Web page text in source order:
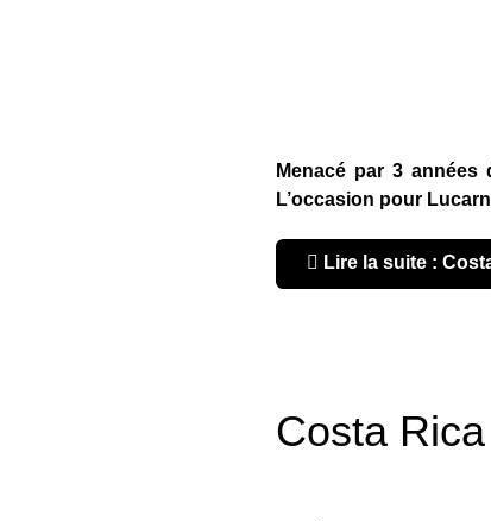
Menacé par 3
L’occasion pour
Lire la suite :
Costa